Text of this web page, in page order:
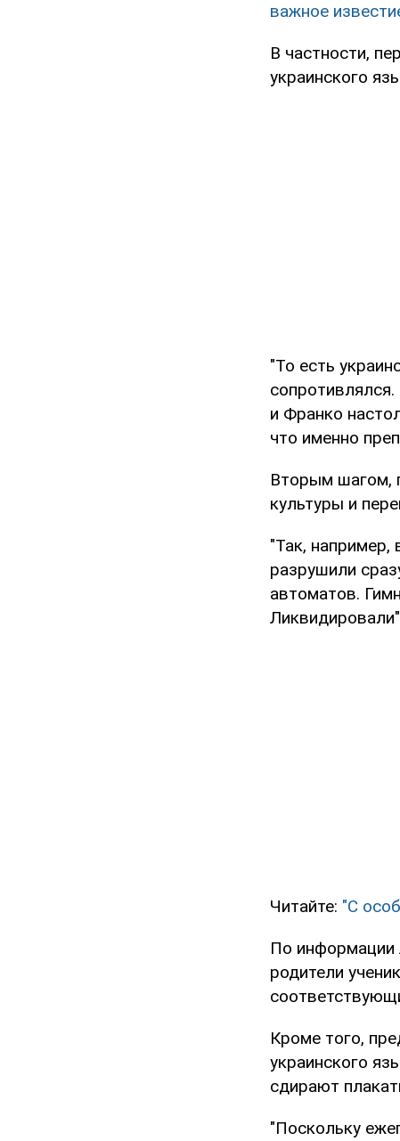
важное
В частности,
украинского
"То есть
и Франко
что именно
Вторым шагом,
культуры и
"Так, например,
разрушили
автоматов.
Читайте: "С
По информации
родители
Кроме того,
украинского
сдирают
"Поскольку